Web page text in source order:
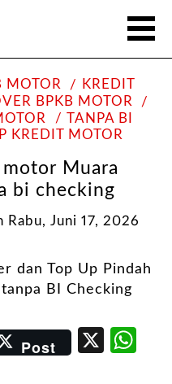
MOTOR
KREDIT
BPKB MOTOR
TANPA BI
KREDIT MOTOR
motor Muara
bi checking
Rabu, Juni 17, 2026
Post X